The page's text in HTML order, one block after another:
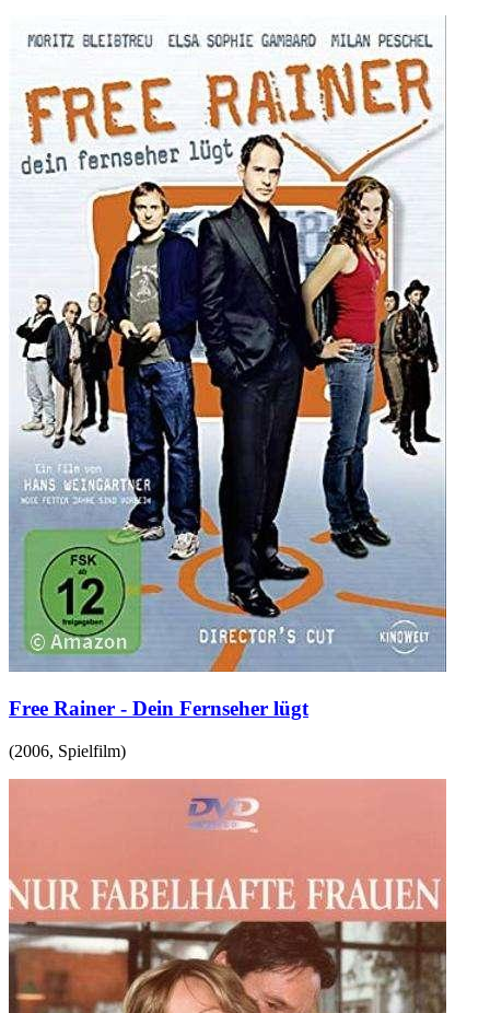
Free Rainer - Dein Fernseher lügt
(2006, Spielfilm)